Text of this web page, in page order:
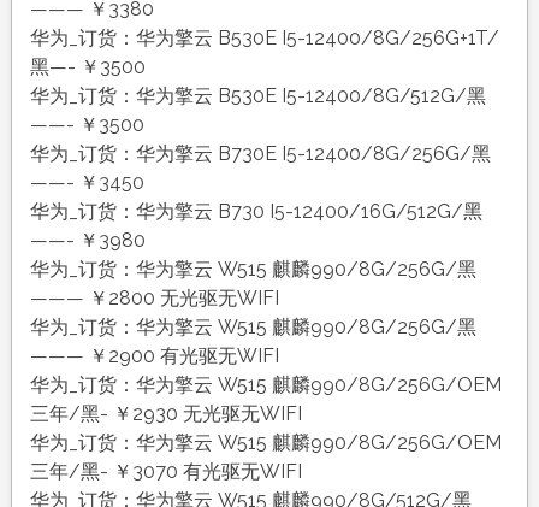
——— ￥3380
华为_订货：华为擎云 B530E I5-12400/8G/256G+1T/
黑—- ￥3500
华为_订货：华为擎云 B530E I5-12400/8G/512G/黑
——- ￥3500
华为_订货：华为擎云 B730E I5-12400/8G/256G/黑
——- ￥3450
华为_订货：华为擎云 B730 I5-12400/16G/512G/黑
——- ￥3980
华为_订货：华为擎云 W515 麒麟990/8G/256G/黑
——— ￥2800 无光驱无WIFI
华为_订货：华为擎云 W515 麒麟990/8G/256G/黑
——— ￥2900 有光驱无WIFI
华为_订货：华为擎云 W515 麒麟990/8G/256G/OEM
三年/黑- ￥2930 无光驱无WIFI
华为_订货：华为擎云 W515 麒麟990/8G/256G/OEM
三年/黑- ￥3070 有光驱无WIFI
华为_订货：华为擎云 W515 麒麟990/8G/512G/黑